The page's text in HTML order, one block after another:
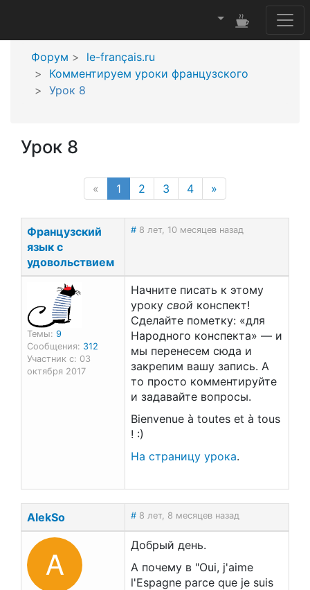
Форум
le-français.ru
Комментируем уроки французского
Урок 8
Урок 8
« 1 (current page)
2 3 4 »
Французский
язык с
удовольствием
# 8 лет, 10 месяцев назад
Темы: 9
Сообщения: 312
Участник с: 03
октября 2017
Начните писать к этому
уроку свой конспект!
Сделайте пометку: «для
Народного конспекта» — и
мы перенесем сюда и
закрепим вашу запись. А
то просто комментируйте
и задавайте вопросы.
Bienvenue à toutes et à tous
! :)
На страницу урока.
AlekSo # 8 лет, 8 месяцев назад
A
Добрый день.
А почему в "Oui, j'aime
l'Espagne parce que je suis